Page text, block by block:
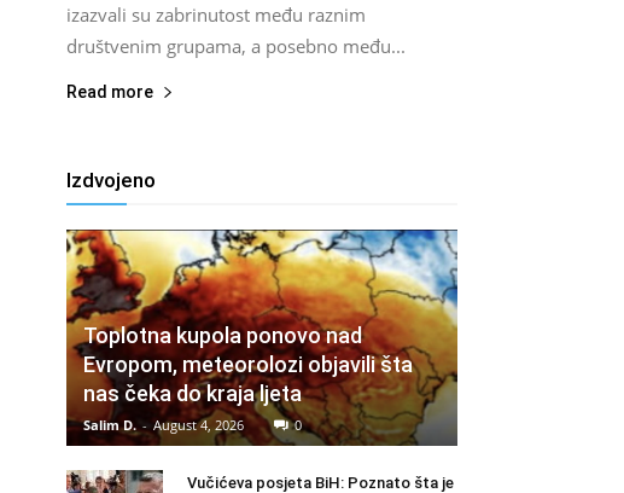
izazvali su zabrinutost među raznim
društvenim grupama, a posebno među...
Read more
Izdvojeno
Toplotna kupola ponovo nad
Evropom, meteorolozi objavili šta
nas čeka do kraja ljeta
Salim D. - August 4, 2026 0
Vučićeva posjeta BiH: Poznato šta je